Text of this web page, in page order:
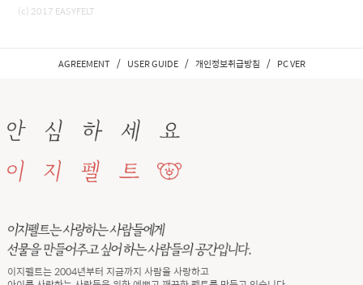
(c) 2017 EASYFELT
AGREEMENT / USER GUIDE / 개인정보취급방침 / PC VER
이지펠트는 2004년부터 지금까지 사람을 사랑하고